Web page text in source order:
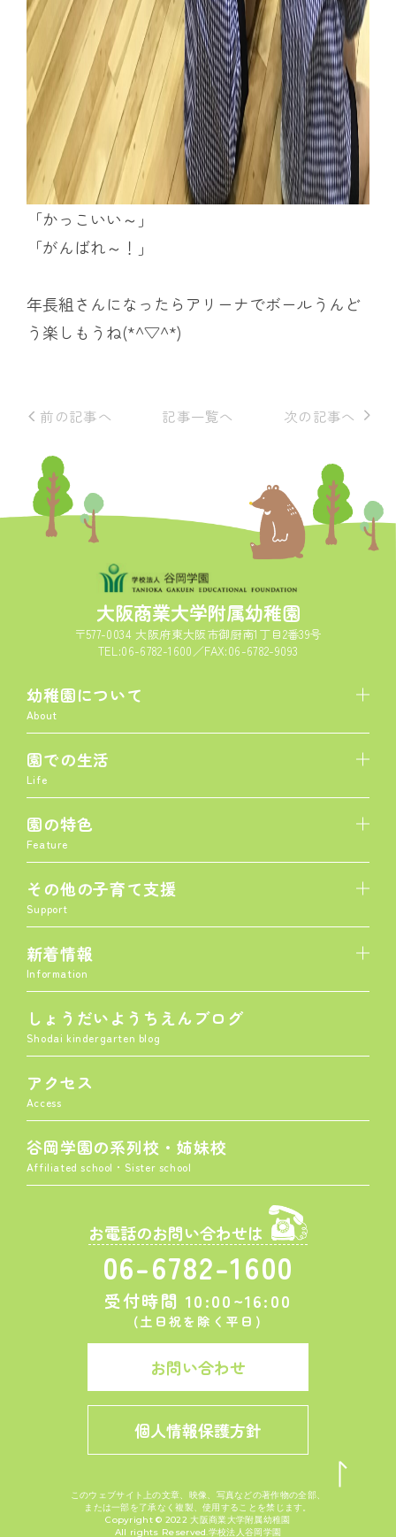
「かっこいい～」
「がんばれ～！」
年長組さんになったらアリーナでボールうんど
う楽しもうね(*^▽^*)
前の記事へ 記事一覧へ 次の記事へ
大阪商業大学附属幼稚園
〒577-0034 大阪府東大阪市御厨南1丁目2番39号
TEL:06-6782-1600／FAX:06-6782-9093
幼稚園について
About
園での生活
Life
園の特色
Feature
その他の子育て支援
Support
新着情報
Information
しょうだいようちえんブログ
Shodai kindergarten blog
アクセス
Access
谷岡学園の系列校・姉妹校
Affiliated school・Sister school
お電話のお問い合わせは
06-6782-1600
受付時間 10:00~16:00
(土日祝を除く平日)
お問い合わせ
個人情報保護方針
このウェブサイト上の文章、映像、写真などの著作物の全部、
または一部を了承なく複製、使用することを禁じます。
Copyright © 2022 大阪商業大学附属幼稚園
All rights Reserved.学校法人谷岡学園